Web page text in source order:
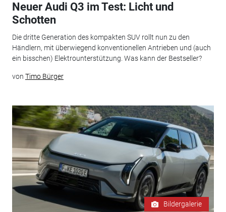
Neuer Audi Q3 im Test: Licht und
Schotten
Die dritte Generation des kompakten SUV rollt nun zu den
Händlern, mit überwiegend konventionellen Antrieben und (auch
ein bisschen) Elektrounterstützung. Was kann der Bestseller?
von Timo Bürger
Bildergalerie